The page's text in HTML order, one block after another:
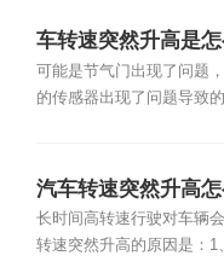
车转速突然升高是
可能是节气门出现了问题
的传感器出现了问题导致的
汽车转速突然升高
长时间高转速行驶对车辆
转速突然升高的原因是：1